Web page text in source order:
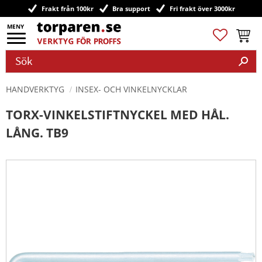
Meny
Frakt från 100kr Bra support Fri frakt över 3000kr
Favoriter
HANDVERKTYG INSEX- OCH VINKELNYCKLAR
TORX-VINKELSTIFTNYCKEL MED HÅL.
LÅNG. TB9